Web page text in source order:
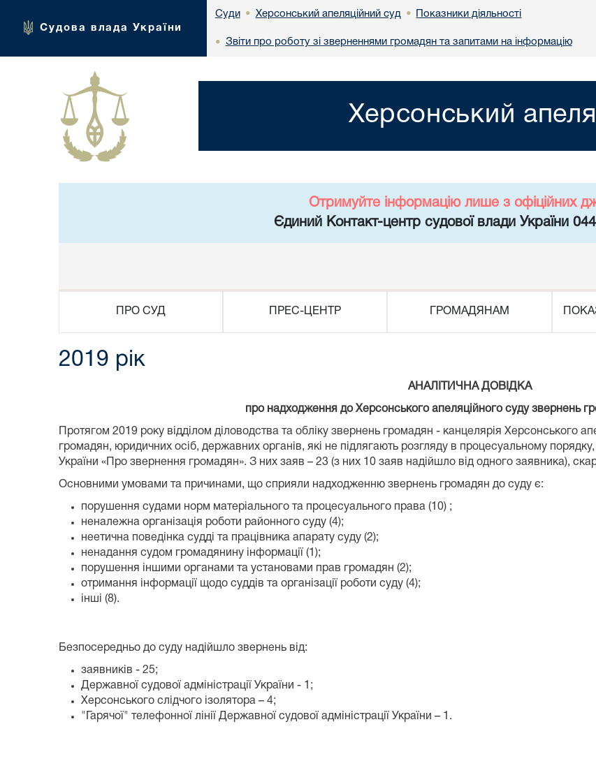
Судова влада України
Суди • Херсонський апеляційний суд • Показники діяльності
• Звіти про роботу зі зверненнями громадян та запитами на інформацію
Херсонський
Отримуйте інформацію лише з офіційних
Єдиний Контакт-центр судової влади України
ПРО СУД ПРЕС-ЦЕНТР ГРОМАДЯНАМ
2019 рік
АНАЛІТИЧНА ДОВІДКА
про надходження до Херсонського апеляційного суду звернень
Протягом 2019 року відділом діловодства та обліку звернень громадян - канцелярія Херсонського
громадян, юридичних осіб, державних органів, які не підлягають розгляду в процесуальному
України «Про звернення громадян». З них заяв – 23 (з них 10 заяв надійшло від одного заявника),
Основними умовами та причинами, що сприяли надходженню звернень громадян до суду є:
порушення судами норм матеріального та процесуального права (10) ;
неналежна організація роботи районного суду (4);
неетична поведінка судді та працівника апарату суду (2);
ненадання судом громадянину інформації (1);
порушення іншими органами та установами прав громадян (2);
отримання інформації щодо суддів та організації роботи суду (4);
інші (8).
Безпосередньо до суду надійшло звернень від:
заявників - 25;
Державної судової адміністрації України - 1;
Херсонського слідчого ізолятора – 4;
"Гарячої" телефонної лінії Державної судової адміністрації України – 1.